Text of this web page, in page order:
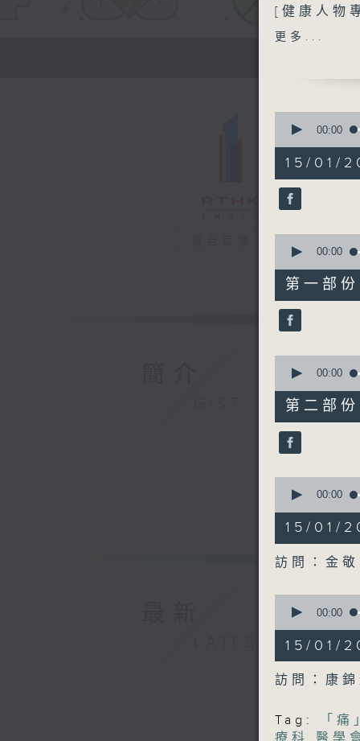
[健康人物
主題：「
[醫學會會
主題：探
嘉賓：康
更多...
seconds
hour,
39
minutes,
6
90%
00:00
15/01/
seconds
50
minutes,
10
seconds
90%
00:00
第一部
seconds
49
minutes,
6
seconds
90%
00:00
第二部
seconds
50
minutes,
8
seconds
90%
00:00
15/01/
訪問：金
seconds
48
minutes,
58
seconds
90%
00:00
15/01/
訪問：康
Tag:
「